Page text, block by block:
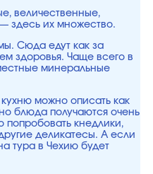
величественные,
здесь их множество.
Сюда едут как за
здоровья. Чаще всего в
минеральные
можно описать как
блюда получаются очень
попробовать кнедлики,
деликатесы. А если
тура в Чехию будет